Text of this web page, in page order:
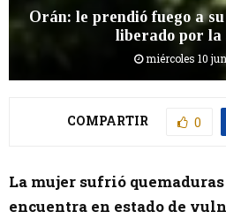
Orán: le prendió fuego a
liberado por la
miércoles 10
COMPARTIR 0
La mujer sufrió
encuentra en estado de